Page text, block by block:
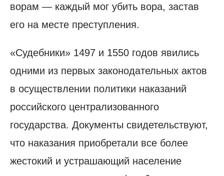
ворам — каждый мог убить вора, застав
его на месте преступления.
«Судебники» 1497 и 1550 годов явились
одними из первых законодательных актов
в осуществлении политики наказаний
российского централизованного
государства. Документы свидетельствуют,
что наказания приобретали все более
жестокий и устрашающий население